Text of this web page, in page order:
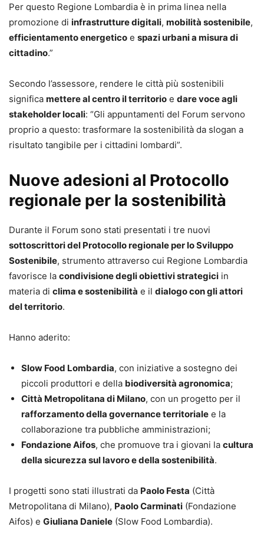
Per questo Regione Lombardia è in prima linea nella
promozione di infrastrutture digitali, mobilità sostenibile,
efficientamento energetico e spazi urbani a misura di
cittadino.”
Secondo l’assessore, rendere le città più sostenibili
significa mettere al centro il territorio e dare voce agli
stakeholder locali: “Gli appuntamenti del Forum servono
proprio a questo: trasformare la sostenibilità da slogan a
risultato tangibile per i cittadini lombardi”.
Nuove adesioni al Protocollo
regionale per la sostenibilità
Durante il Forum sono stati presentati i tre nuovi
sottoscrittori del Protocollo regionale per lo Sviluppo
Sostenibile, strumento attraverso cui Regione Lombardia
favorisce la condivisione degli obiettivi strategici in
materia di clima e sostenibilità e il dialogo con gli attori
del territorio.
Hanno aderito:
Slow Food Lombardia, con iniziative a sostegno dei
piccoli produttori e della biodiversità agronomica;
Città Metropolitana di Milano, con un progetto per il
rafforzamento della governance territoriale e la
collaborazione tra pubbliche amministrazioni;
Fondazione Aifos, che promuove tra i giovani la cultura
della sicurezza sul lavoro e della sostenibilità.
I progetti sono stati illustrati da Paolo Festa (Città
Metropolitana di Milano), Paolo Carminati (Fondazione
Aifos) e Giuliana Daniele (Slow Food Lombardia).